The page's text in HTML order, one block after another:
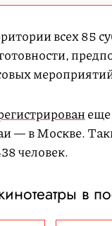
всех 85
еще
— в Москве.
человек.
в